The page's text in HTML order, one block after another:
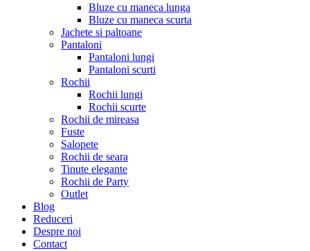
Bluze cu maneca lunga
Bluze cu maneca scurta
Jachete si paltoane
Pantaloni
Pantaloni lungi
Pantaloni scurti
Rochii
Rochii lungi
Rochii scurte
Rochii de mireasa
Fuste
Salopete
Rochii de seara
Tinute elegante
Rochii de Party
Outlet
Blog
Reduceri
Despre noi
Contact